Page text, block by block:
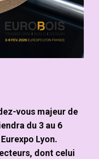
vous majeur de
du 3 au 6
Lyon.
dont celui